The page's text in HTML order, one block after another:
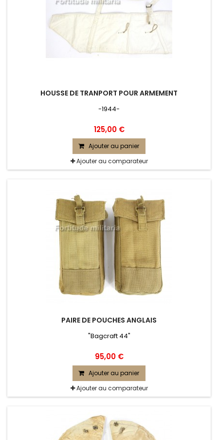
HOUSSE DE TRANPORT POUR ARMEMENT
-1944-
125,00 €
Ajouter au panier
Ajouter au comparateur
PAIRE DE POUCHES ANGLAIS
"Bagcraft 44"
95,00 €
Ajouter au panier
Ajouter au comparateur